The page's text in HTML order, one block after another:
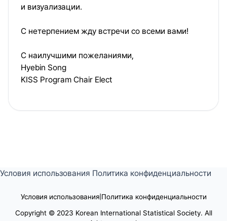
и визуализации.
С нетерпением жду встречи со всеми вами!
С наилучшими пожеланиями,
Hyebin Song
KISS Program Chair Elect
Условия использования Политика конфиденциальности
Условия использования| Политика конфиденциальности
Copyright © 2023 Korean International Statistical Society. All